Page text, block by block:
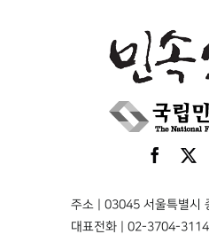
주소 | 03045 서울특별시
대표전화 | 02-3704-